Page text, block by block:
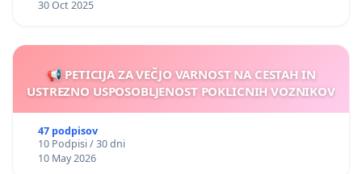
30 Oct 2025
📢 PETICIJA ZA VEČJO VARNOST NA CESTAH IN
USTREZNO USPOSOBLJENOST POKLICNIH VOZNIKOV
47 podpisov
10 Podpisi / 30 dni
10 May 2026